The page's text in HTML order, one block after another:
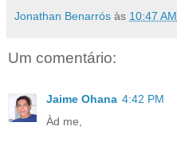
Jonathan Benarrós às 10:47 AM
Um comentário:
Jaime Ohana 4:42 PM
Àd me,